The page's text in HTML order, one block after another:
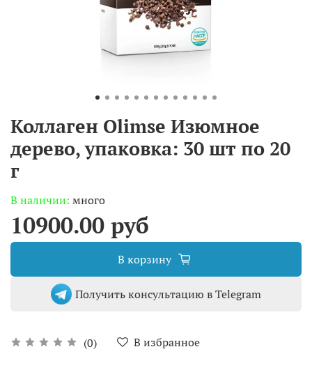
Коллаген Olimse Изюмное
дерево, упаковка: 30 шт по 20
г
(0) В избранное
В наличии: много
10900.00 руб
В корзину
Получить консультацию в Telegram